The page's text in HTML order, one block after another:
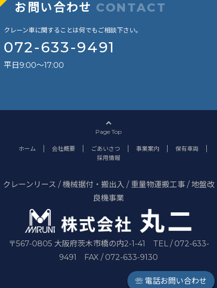
☏ 電話お問い合わせ
お問い合わせ CONTACT
クレーン車に関することは何でもご相談下さい。
072-633-9491
平日9:00～17:00
Page Top
ホーム 会社概要 ごあいさつ 事業案内
保有車両
採用情報
クレーンリース / 機械据付・搬出入 / 重量物運搬工事 / 地盤改
良機事業
〒567-0805 大阪府茨木市橋の内2-1-41 TEL / 072-633-
9491 FAX / 072-633-9130